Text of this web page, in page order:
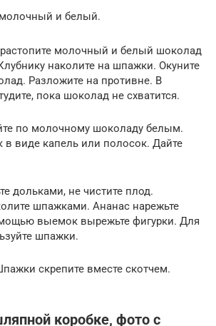
и белый.
молочный и белый шоколад
наколите на шпажки. Окуните
Разложите на противне. В
пока шоколад не схватится.
по молочному шоколаду белым.
в виде капель или полосок. Дайте
дольками, не чистите плод.
шпажками. Ананас нарежьте
выемок вырежьте фигурки. Для
шпажки.
скрепите вместе скотчем.
коробке, фото с